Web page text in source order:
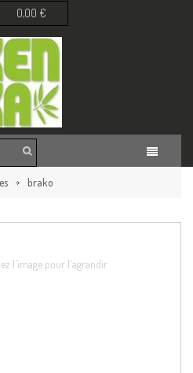
0,00 €
brako
l'image pour l'agrandir